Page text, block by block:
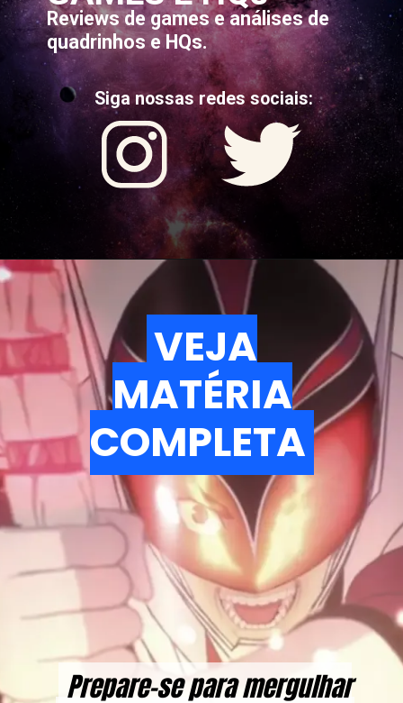
Reviews de games e análises de
quadrinhos e HQs.
Siga nossas redes sociais:
Prepare-se para mergulhar
Prepare-se para mergulhar
VEJA
MATÉRIA
COMPLETA
VEJA
MATÉRIA
COMPLETA